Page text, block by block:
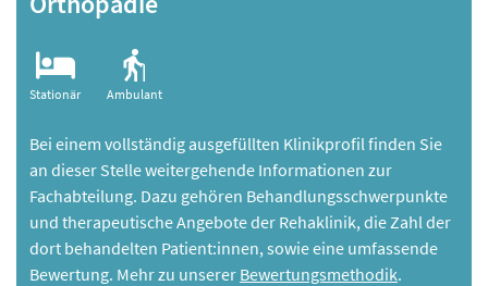
Stationär Ambulant
Bei einem vollständig ausgefüllten Klinikprofil finden Sie
an dieser Stelle weitergehende Informationen zur
Fachabteilung. Dazu gehören Behandlungsschwerpunkte
und therapeutische Angebote der Rehaklinik, die Zahl der
dort behandelten Patient:innen, sowie eine umfassende
Bewertung. Mehr zu unserer Bewertungsmethodik.